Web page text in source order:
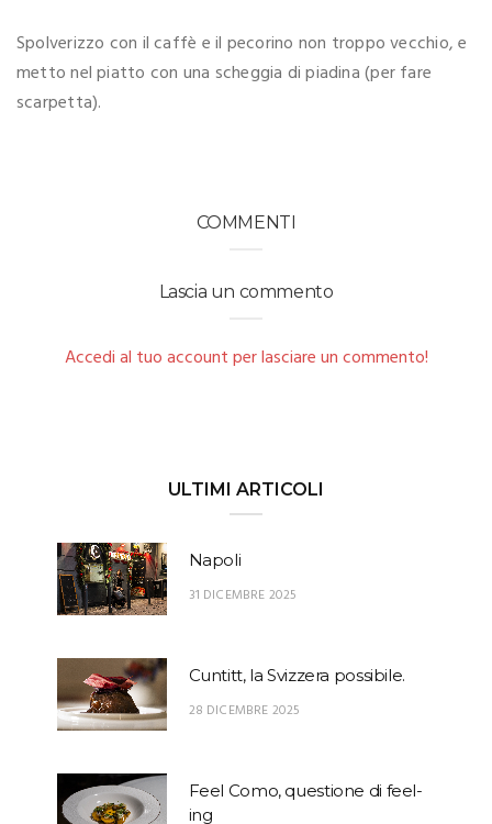
Spolverizzo con il caffè e il pecorino non troppo vecchio, e
metto nel piatto con una scheggia di piadina (per fare
scarpetta).
COMMENTI
Lascia un commento
Accedi al tuo account per lasciare un commento!
ULTIMI ARTICOLI
Napoli
31 DICEMBRE 2025
Cuntitt, la Svizzera possibile.
28 DICEMBRE 2025
Feel Como, questione di feel-
ing